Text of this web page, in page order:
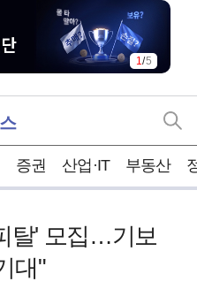
1/5
증권 산업·IT 부동산
탈' 모집…기보
대"